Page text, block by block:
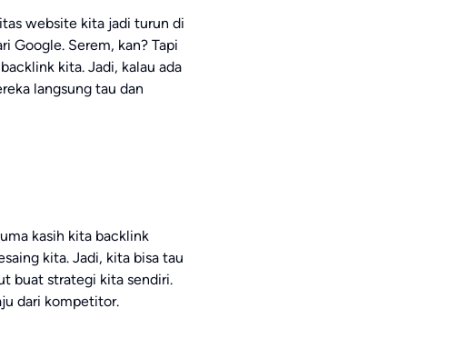
website kita jadi turun di
Google. Serem, kan? Tapi
kita. Jadi, kalau ada
langsung tau dan
kasih kita backlink
kita. Jadi, kita bisa tau
buat strategi kita sendiri.
dari kompetitor.